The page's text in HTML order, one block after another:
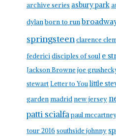
archive series asbury park
dylanborn to run
springsteenclarence
federicidisciples of soul e
Jackson Browne joe
stewartLetter to Youlittle
gardenmadridnew jersey
patti scialfapaul
tour 2016southside johnny